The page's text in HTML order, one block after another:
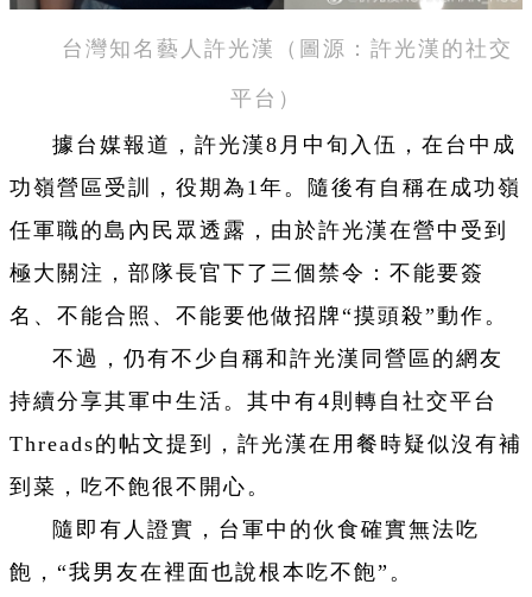
台灣知名藝人許光漢（圖源：許光漢的社交
平台）
據台媒報道，許光漢8月中旬入伍，在台中成
功嶺營區受訓，役期為1年。隨後有自稱在成功嶺
任軍職的島內民眾透露，由於許光漢在營中受到
極大關注，部隊長官下了三個禁令：不能要簽
名、不能合照、不能要他做招牌“摸頭殺”動作。
不過，仍有不少自稱和許光漢同營區的網友
持續分享其軍中生活。其中有4則轉自社交平台
Threads的帖文提到，許光漢在用餐時疑似沒有補
到菜，吃不飽很不開心。
隨即有人證實，台軍中的伙食確實無法吃
飽，“我男友在裡面也說根本吃不飽”。